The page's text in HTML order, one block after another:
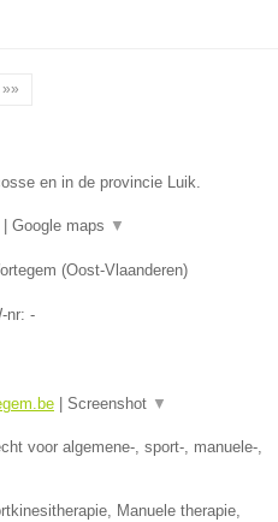
»»
en in de provincie Luik.
Google maps ▼
(Oost-Vlaanderen)
nr: -
Screenshot ▼
voor algemene-, sport-, manuele-,
Manuele therapie,